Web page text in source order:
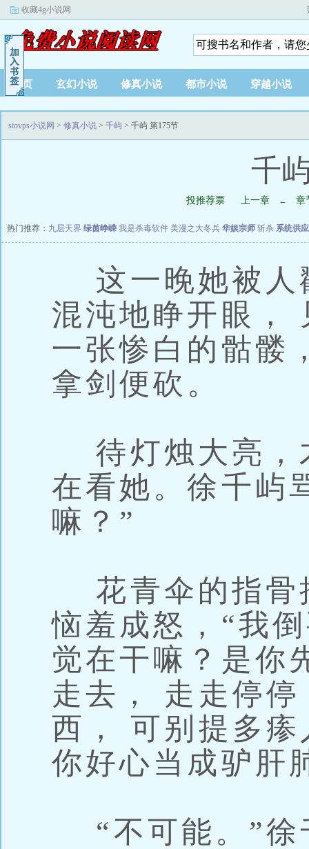
收藏4g小说网
首页 玄幻小说 修真小说 都市小说 穿越小说
stovps小说网 > 修真小说 > 千屿 > 千屿 第175节
千
投推荐票 上一章 ← 章
热门推荐： 九层天界 绿茵峥嵘 我是杀毒软件 美漫之大冬兵 华娱宗师 斩杀 系统供
这一晚她被人
混沌地睁开眼，
一张惨白的骷髅
拿剑便砍。
待灯烛大亮，
在看她。徐千屿
嘛？”
花青伞的指骨
恼羞成怒，“我
觉在干嘛？是你
走去， 走走停
西， 可别提多
你好心当成驴肝
“不可能。”徐